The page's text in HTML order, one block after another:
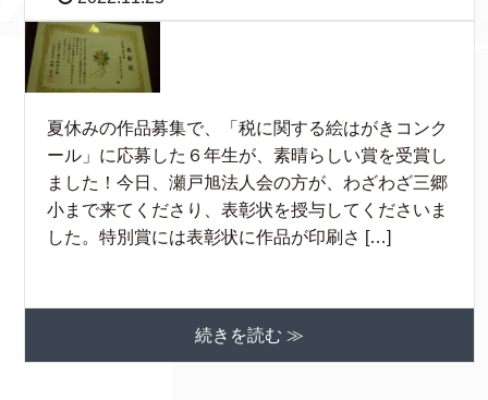
夏休みの作品募集で、「税に関する絵はがきコンク
ール」に応募した６年生が、素晴らしい賞を受賞し
ました！今日、瀬戸旭法人会の方が、わざわざ三郷
小まで来てくださり、表彰状を授与してくださいま
した。特別賞には表彰状に作品が印刷さ […]
続きを読む ≫